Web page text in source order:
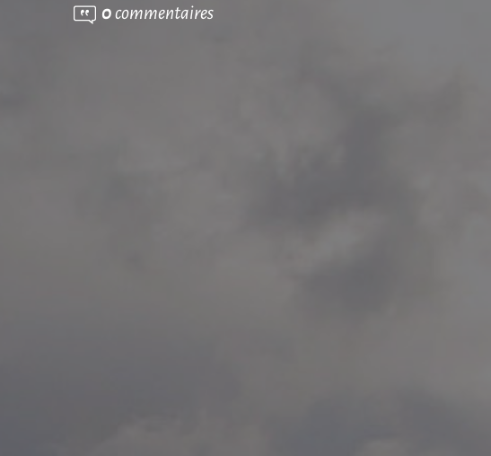
0commentaires